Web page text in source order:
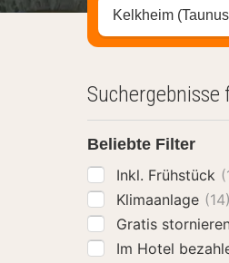
Stadt, Region
Suchergebnisse
Beliebte Filter
Inkl. Frühstück
Klimaanlage (14)
Gratis
Im Hotel